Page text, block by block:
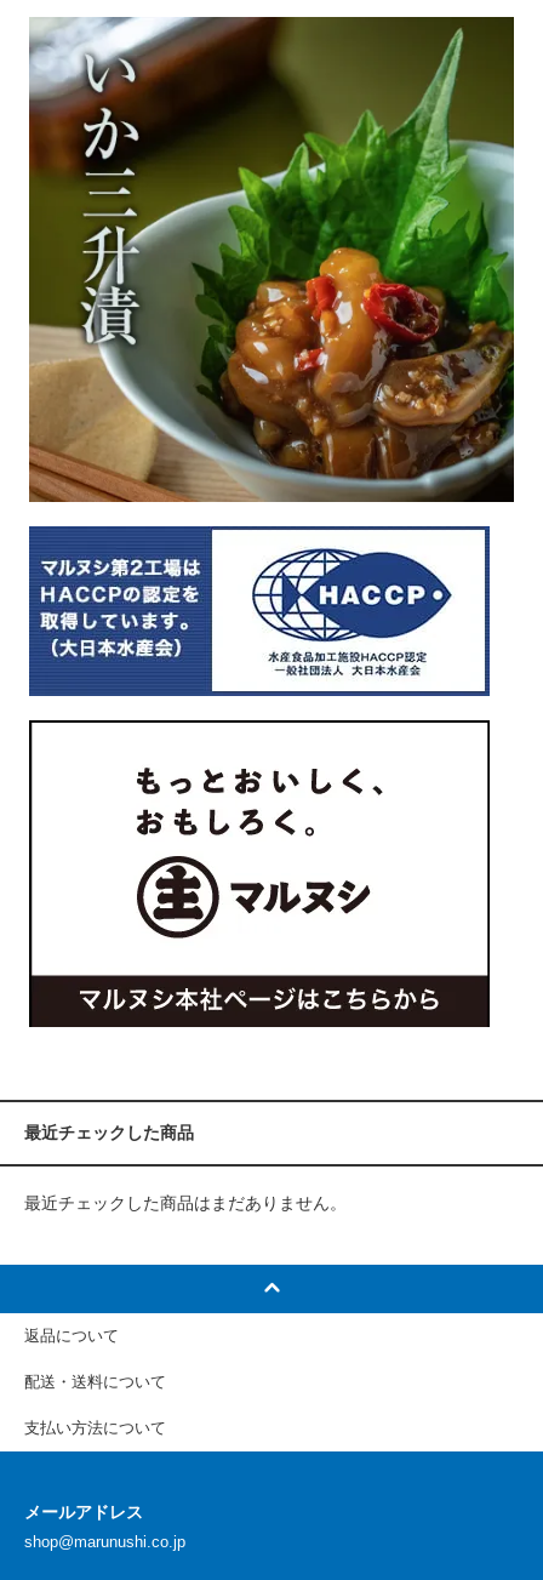
最近チェックした商品
最近チェックした商品はまだありません。
返品について
配送・送料について
支払い方法について
メールアドレス
shop@marunushi.co.jp